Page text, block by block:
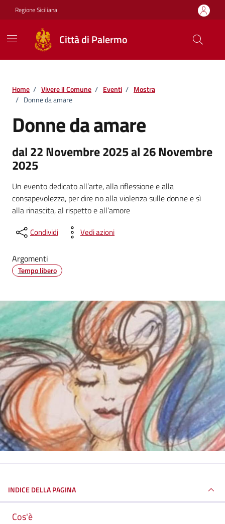
Vai ai contenuti
Vai al footer
Regione Siciliana
Città di Palermo
Home / Vivere il Comune / Eventi / Mostra
/ Donne da amare
Donne da amare
dal 22 Novembre 2025 al 26 Novembre
2025
Un evento dedicato all’arte, alla riflessione e alla
consapevolezza, per dire no alla violenza sulle donne e sì
alla rinascita, al rispetto e all’amore
Condividi Vedi azioni
Argomenti
Tempo libero
INDICE DELLA PAGINA
Cos'è